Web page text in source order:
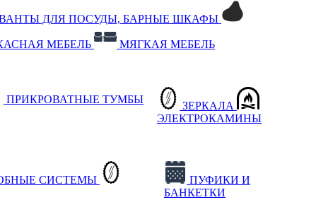
ДЛЯ ПОСУДЫ, БАРНЫЕ ШКАФЫ
МЕБЕЛЬ МЯГКАЯ МЕБЕЛЬ
ПРИКРОВАТНЫЕ ТУМБЫ
ЗЕРКАЛА
ЭЛЕКТРОКАМИНЫ
СИСТЕМЫ
ПУФИКИ И
БАНКЕТКИ